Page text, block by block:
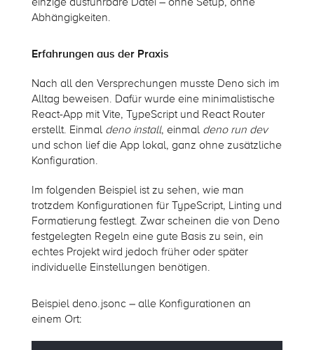
Abhängigkeiten.
Erfahrungen aus der Praxis
Nach all den Versprechungen musste Deno sich im
Alltag beweisen. Dafür wurde eine minimalistische
React-App mit Vite, TypeScript und React Router
erstellt. Einmal deno install, einmal deno run dev
und schon lief die App lokal, ganz ohne zusätzliche
Konfiguration.
Im folgenden Beispiel ist zu sehen, wie man
trotzdem Konfigurationen für TypeScript, Linting und
Formatierung festlegt. Zwar scheinen die von Deno
festgelegten Regeln eine gute Basis zu sein, ein
echtes Projekt wird jedoch früher oder später
individuelle Einstellungen benötigen.
Beispiel deno.jsonc – alle Konfigurationen an
einem Ort: